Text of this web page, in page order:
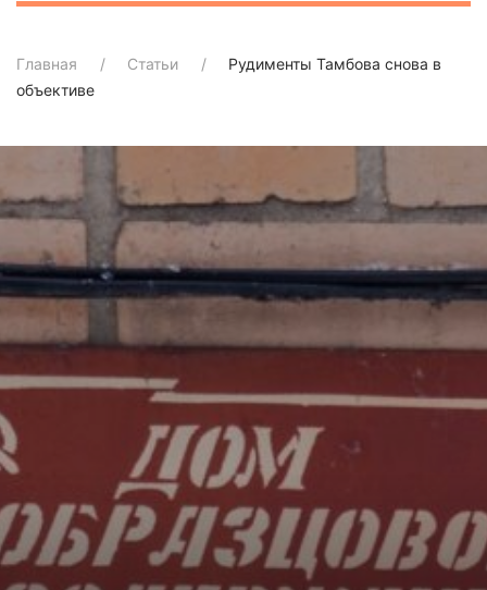
Главная Статьи
Рудименты Тамбова снова в
объективе